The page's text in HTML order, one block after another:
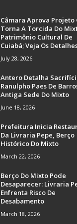
Câmara Aprova Projeto
Torna A Torcida Do
Patrimônio Cultural De
Cuiabá; Veja Os
July 28, 2026
Antero Detalha
Ranulpho Paes De
Antiga Sede Do Mixto
June 18, 2026
Prefeitura Inicia
Da Livraria Pepe, Berço
Histórico Do Mixto
March 22, 2026
Berço Do Mixto Pode
Desaparecer: Livraria
Enfrenta Risco De
Desabamento
March 18, 2026